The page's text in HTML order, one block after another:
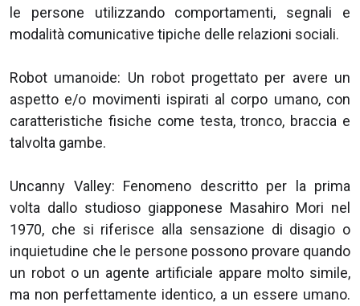
le persone utilizzando comportamenti, segnali e
modalità comunicative tipiche delle relazioni sociali.
Robot umanoide: Un robot progettato per avere un
aspetto e/o movimenti ispirati al corpo umano, con
caratteristiche fisiche come testa, tronco, braccia e
talvolta gambe.
Uncanny Valley: Fenomeno descritto per la prima
volta dallo studioso giapponese Masahiro Mori nel
1970, che si riferisce alla sensazione di disagio o
inquietudine che le persone possono provare quando
un robot o un agente artificiale appare molto simile,
ma non perfettamente identico, a un essere umano.